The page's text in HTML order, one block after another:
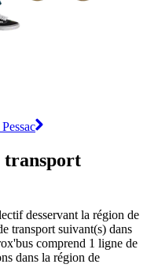
transport
desservant la région de
transport suivant(s) dans
comprend 1 ligne de
dans la région de